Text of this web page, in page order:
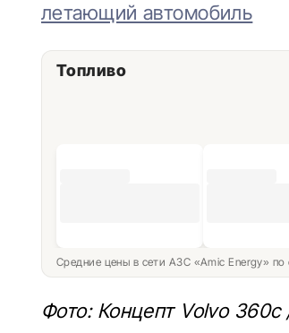
летающий автомобиль
Топливо
Средние цены в сети АЗС «Amic Energy» по
Фото: Концепт Volvo 360c